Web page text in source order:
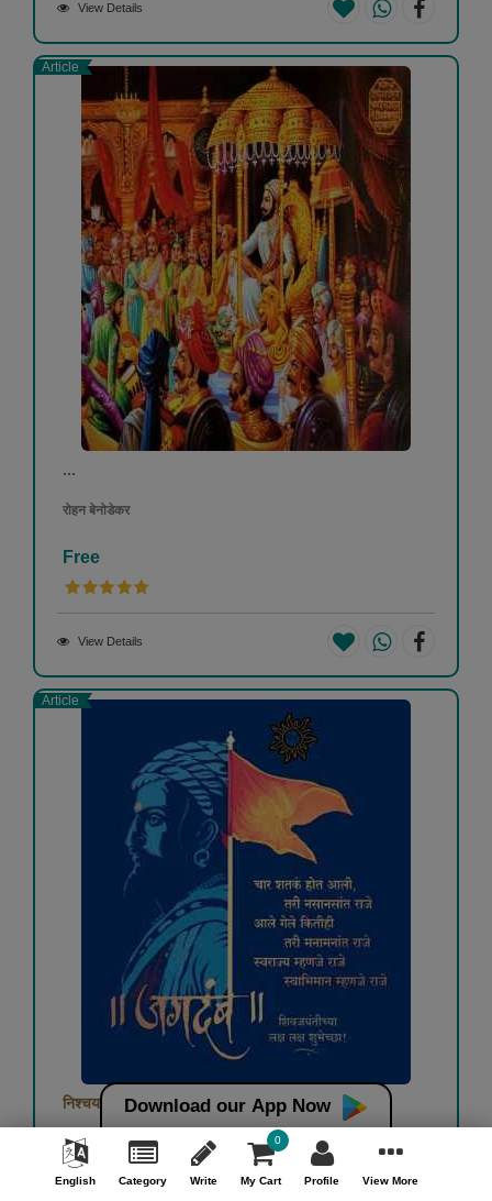
View Details
Article
...
रोहन बेनोडेकर
Free
View Details
Article
निश्चयाचा...
रोहन बेनोडेकर
Free
Download our App Now
English Category Write My Cart
0
Profile View More